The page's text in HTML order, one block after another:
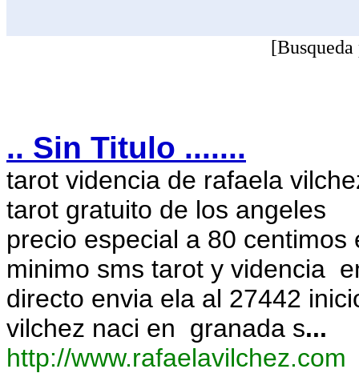
[Busqueda
.. Sin Titulo .......
tarot videncia de rafaela
tarot gratuito de los angeles
precio especial a 80 centimos
minimo sms tarot y videncia
directo envia ela al 27442
vilchez naci en granada s...
http://www.rafaelavilchez.com